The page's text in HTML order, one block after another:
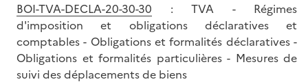
BOI-TVA-DECLA-20-30-30 : TVA - Régimes
d'imposition et obligations déclaratives et
comptables - Obligations et formalités déclaratives -
Obligations et formalités particulières - Mesures de
suivi des déplacements de biens